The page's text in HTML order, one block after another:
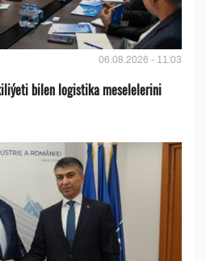
06.08.2026 - 11:03
bilen logistika meselelerini